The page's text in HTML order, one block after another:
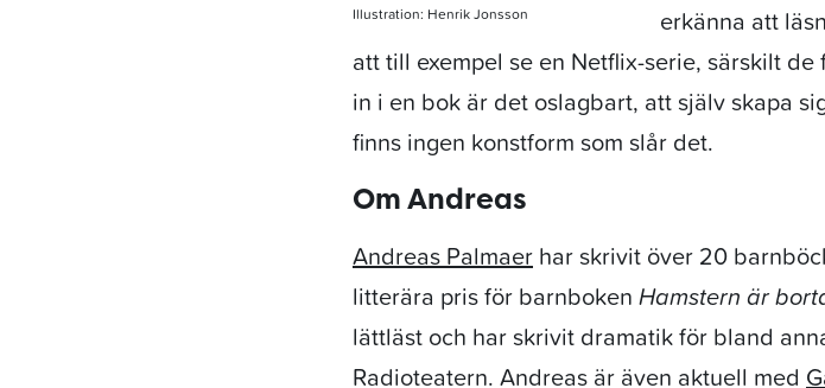
Illustration: Henrik Jonsson
erkänna att
att till exempel se en Netflix-serie, särskilt
in i en bok är det oslagbart, att själv skapa
finns ingen konstform som slår det.
Om Andreas
Andreas Palmaer har skrivit över 20
litterära pris för barnboken Hamstern är
lättläst och har skrivit dramatik för bland
Radioteatern. Andreas är även aktuell med